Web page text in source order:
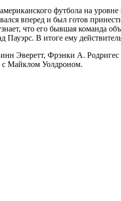
футбола на
вперед и был готов
что его бывшая
В итоге ему
Эверетт, Фрэнки А. Родригес
с Майклом Уолдроном.